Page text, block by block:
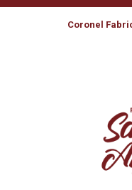
Coronel